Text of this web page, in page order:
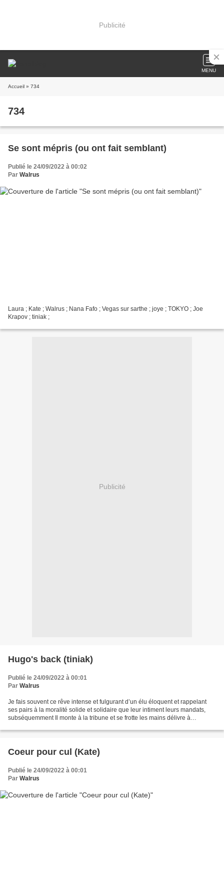
Publicité
MENU
Accueil » 734
734
Se sont mépris (ou ont fait semblant)
Publié le 24/09/2022 à 00:02
Par Walrus
Laura ; Kate ; Walrus ; Nana Fafo ; Vegas sur sarthe ; joye ; TOKYO ; Joe
Krapov ; tiniak ;
Publicité
Hugo's back (tiniak)
Publié le 24/09/2022 à 00:01
Par Walrus
Je fais souvent ce rêve intense et fulgurant d’un élu éloquent et rappelant
ses pairs à la moralité solide et solidaire que leur intiment leurs mandats,
subséquemment Il monte à la tribune et se frotte les mains délivre à
Coeur pour cul (Kate)
Publié le 24/09/2022 à 00:01
Par Walrus